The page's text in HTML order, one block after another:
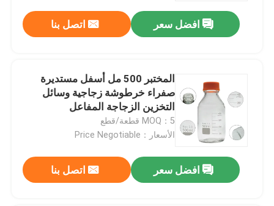
افضل سعر اتصل بنا
المختبر 500 مل أسفل مستديرة
صفراء خرطوشة زجاجية وسائل
التخزين الزجاجة المفاعل
MOQ：5 قطعة/قطع
الأسعار：Price Negotiable
افضل سعر اتصل بنا